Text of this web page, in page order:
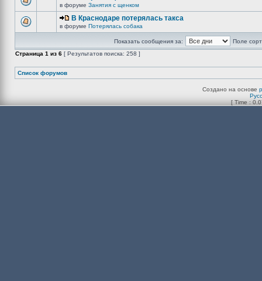
в форуме Занятия с щенком
В Краснодаре потерялась такса
в форуме Потерялась собака
Показать сообщения за:
Поле
Страница 1 из 6 [ Результатов поиска: 258 ]
Список форумов
Создано на основе
[ Time :